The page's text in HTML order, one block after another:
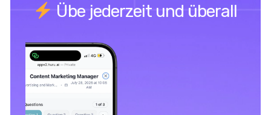
Übe jederzeit und überall